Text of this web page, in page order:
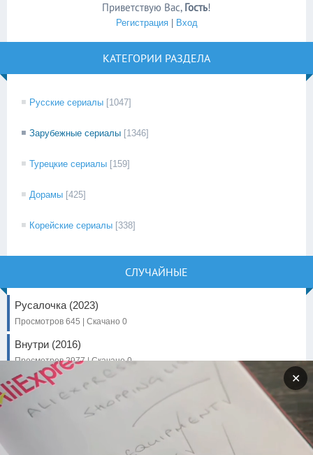
Приветствую Вас, Гость!
Регистрация| Вход
КАТЕГОРИИ РАЗДЕЛА
Русские сериалы [1047]
Зарубежные сериалы [1346]
Турецкие сериалы [159]
Дорамы [425]
Корейские сериалы [338]
СЛУЧАЙНЫЕ
Русалочка (2023)
Просмотров 645 | Скачано 0
Внутри (2016)
Просмотров 2977 | Скачано 0
Дэдпул 3
Просмотров 2625 | Скачано 0
✕